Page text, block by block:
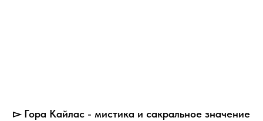
▻ Гора Кайлас - мистика и сакральное значение